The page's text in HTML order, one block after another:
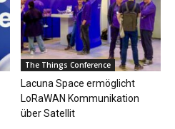
The Things Conference
Lacuna Space ermöglicht
LoRaWAN Kommunikation
über Satellit